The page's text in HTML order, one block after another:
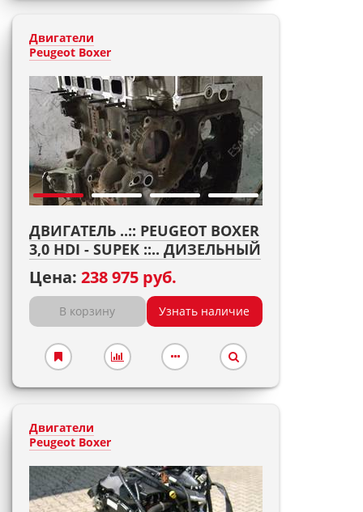
Двигатели
Peugeot Boxer
ДВИГАТЕЛЬ ..:: PEUGEOT BOXER
3,0 HDI - SUPEK ::.. ДИЗЕЛЬНЫЙ
Цена: 238 975 руб.
В корзину Узнать наличие
Двигатели
Peugeot Boxer